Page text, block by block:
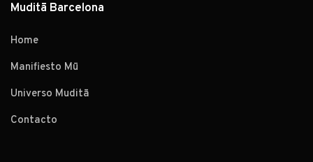
Muditā Barcelona
Home
Manifiesto Mū
Universo Muditā
Contacto